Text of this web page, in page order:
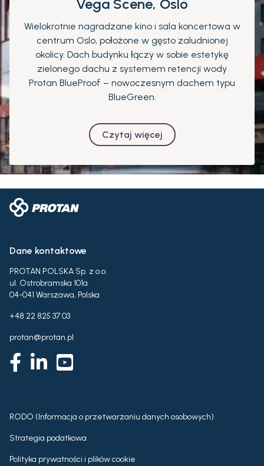
Vega Scene, Oslo
Wielokrotnie nagradzane kino i sala koncertowa w
centrum Oslo, położone w gęsto zaludnionej
okolicy. Dach budynku łączy w sobie estetykę
zielonego dachu z systemem retencji wody
Protan BlueProof – nowoczesnym dachem typu
BlueGreen.
Czytaj więcej
Dane kontaktowe
PROTAN POLSKA Sp. z o.o.
ul. Ostrobramska 101a
04-041 Warszawa, Polska
+48 22 825 37 03
protan@protan.pl
RODO (Informacja o przetwarzaniu danych osobowych)
Strategia podatkowa
Polityka prywatności i plików cookie